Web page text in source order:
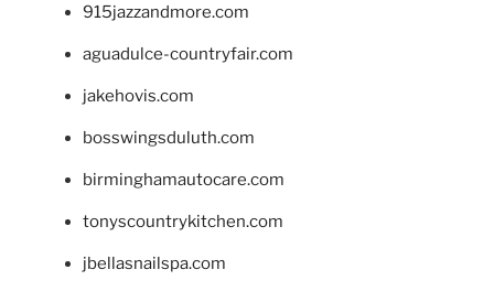
915jazzandmore.com
aguadulce-countryfair.com
jakehovis.com
bosswingsduluth.com
birminghamautocare.com
tonyscountrykitchen.com
jbellasnailspa.com